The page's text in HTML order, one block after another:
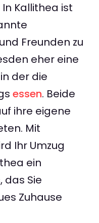
Kallithea ist
Freunden zu
eher eine
der die
essen. Beide
ihre eigene
Mit
Ihr Umzug
ein
das Sie
Zuhause